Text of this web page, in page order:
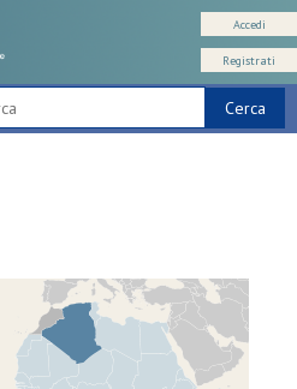
Cerca
Accedi
Registrati